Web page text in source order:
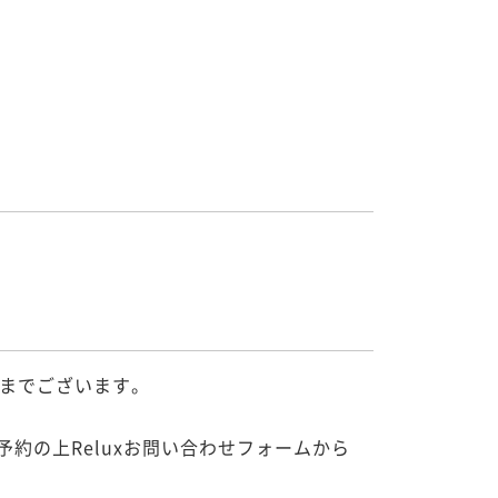
ございます。
約の上Reluxお問い合わせフォームから